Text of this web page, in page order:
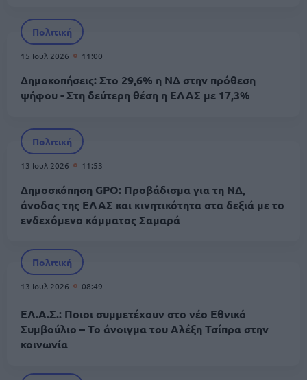
Πολιτική
15 Ιουλ 2026 11:00
Δημοκοπήσεις: Στο 29,6% η ΝΔ στην πρόθεση
ψήφου - Στη δεύτερη θέση η ΕΛΑΣ με 17,3%
Πολιτική
13 Ιουλ 2026 11:53
Δημοσκόπηση GPO: Προβάδισμα για τη ΝΔ,
άνοδος της ΕΛΑΣ και κινητικότητα στα δεξιά με το
ενδεχόμενο κόμματος Σαμαρά
Πολιτική
13 Ιουλ 2026 08:49
ΕΛ.Α.Σ.: Ποιοι συμμετέχουν στο νέο Εθνικό
Συμβούλιο – Το άνοιγμα του Αλέξη Τσίπρα στην
κοινωνία